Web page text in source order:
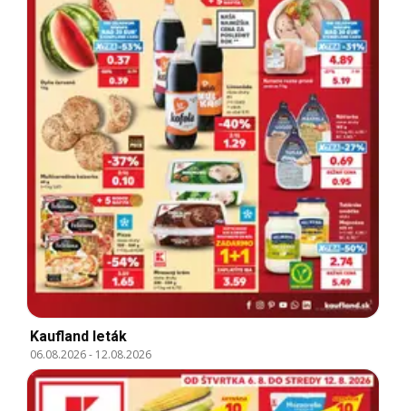
Kaufland leták
06.08.2026- 12.08.2026